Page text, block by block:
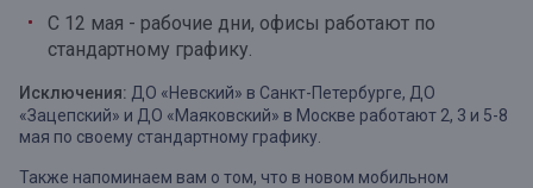
С 12 мая - рабочие дни, офисы работают по
стандартному графику.
Исключения: ДО «Невский» в Санкт-Петербурге, ДО
«Зацепский» и ДО «Маяковский» в Москве работают 2, 3 и 5-8
мая по своему стандартному графику.
Также напоминаем вам о том, что в новом мобильном